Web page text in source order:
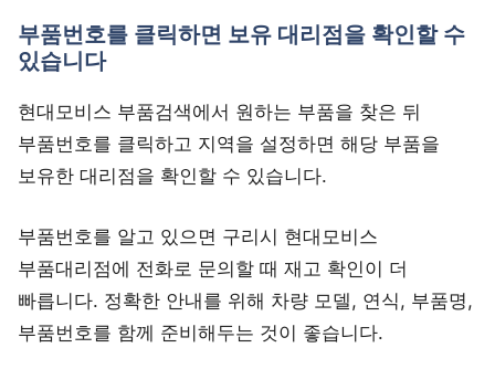
부품번호를 클릭하면 보유 대리점을 확인할 수
있습니다
현대모비스 부품검색에서 원하는 부품을 찾은 뒤
부품번호를 클릭하고 지역을 설정하면 해당 부품을
보유한 대리점을 확인할 수 있습니다.
부품번호를 알고 있으면 구리시 현대모비스
부품대리점에 전화로 문의할 때 재고 확인이 더
빠릅니다. 정확한 안내를 위해 차량 모델, 연식, 부품명,
부품번호를 함께 준비해두는 것이 좋습니다.